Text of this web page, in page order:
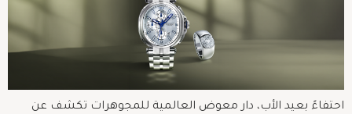
احتفاءً بعيد الأب، دار معوض العالمية للمجوهرات تكشف عن